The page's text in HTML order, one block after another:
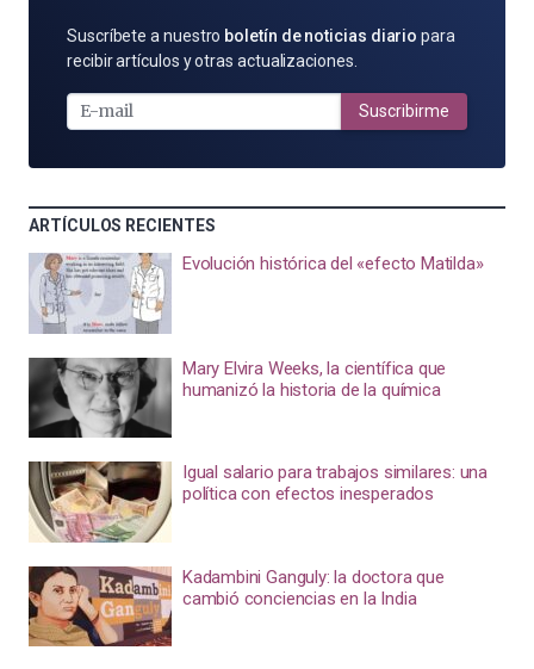
SUSCRÍBETE
POR
MAIL
Suscríbete a nuestro boletín de noticias diario para
recibir artículos y otras actualizaciones.
Suscribirme
ARTÍCULOS RECIENTES
Evolución histórica del «efecto Matilda»
Mary Elvira Weeks, la científica que
humanizó la historia de la química
Igual salario para trabajos similares: una
política con efectos inesperados
Kadambini Ganguly: la doctora que
cambió conciencias en la India